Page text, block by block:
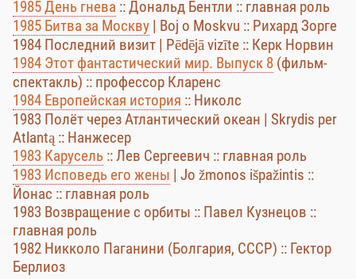
1985 День гнева :: Дональд Бентли :: главная роль
1985 Битва за Москву | Boj o Moskvu :: Рихард Зорге
1984 Последний визит | Pēdējā vizīte :: Керк Норвин
1984 Этот фантастический мир. Выпуск 8 (фильм-
спектакль) :: профессор Кларенс
1984 Европейская история :: Николс
1983 Полёт через Атлантический океан | Skrydis per
Atlantą :: Нанжесер
1983 Карусель :: Лев Сергеевич :: главная роль
1983 Исповедь его жены | Jo žmonos išpažintis ::
Йонас :: главная роль
1983 Возвращение с орбиты :: Павел Кузнецов ::
главная роль
1982 Никколо Паганини (Болгария, СССР) :: Гектор
Берлиоз